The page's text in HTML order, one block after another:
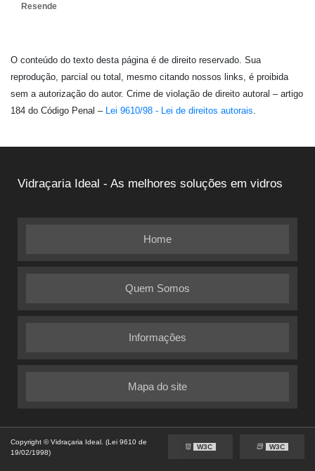
Resende
O conteúdo do texto desta página é de direito reservado. Sua
reprodução, parcial ou total, mesmo citando nossos links, é proibida
sem a autorização do autor. Crime de violação de direito autoral – artigo
184 do Código Penal – Lei 9610/98 - Lei de direitos autorais.
Vidraçaria Ideal - As melhores soluções em vidros
Home
Quem Somos
Informações
Mapa do site
Copyright © Vidraçaria Ideal. (Lei 9610 de
19/02/1998)
W3C W3C